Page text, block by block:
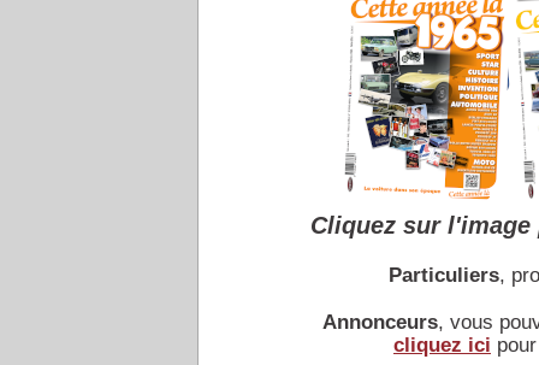
Cliquez sur
Particuliers,
Annonceurs, vous
cliquez ici